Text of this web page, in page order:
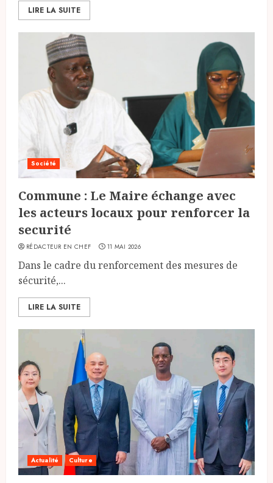
LIRE LA SUITE
Société
Commune : Le Maire échange avec
les acteurs locaux pour renforcer la
securité
RÉDACTEUR EN CHEF 11 MAI 2026
Dans le cadre du renforcement des mesures de
sécurité,...
LIRE LA SUITE
Actualité Culture